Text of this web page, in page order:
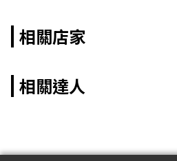
相關店家
相關達人